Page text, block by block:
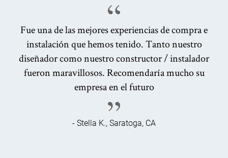
Fue una de las mejores experiencias de compra e
instalación que hemos tenido. Tanto nuestro
diseñador como nuestro constructor / instalador
fueron maravillosos. Recomendaría mucho su
empresa en el futuro
- Stella K., Saratoga, CA